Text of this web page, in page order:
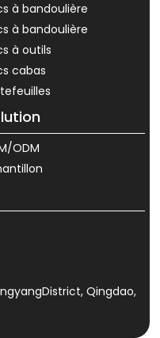
à bandoulière
à bandoulière
à outils
cabas
ODM
Qingdao,